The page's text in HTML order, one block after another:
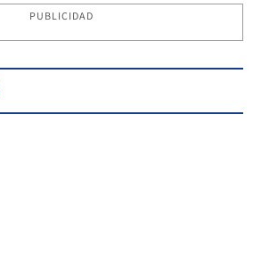
PUBLICIDAD